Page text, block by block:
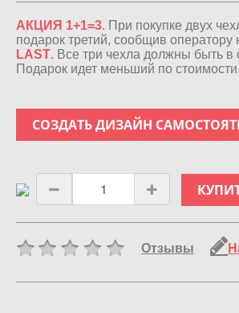
АКЦИЯ 1+1=3. При покупке двух
подарок третий, сообщив оператору
LAST. Все три чехла должны быть в
Подарок идет меньший по стоимости.
СОЗДАТЬ ДИЗАЙН
Отзывы